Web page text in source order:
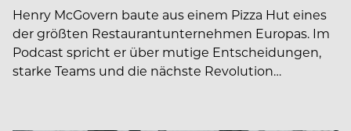
Henry McGovern baute aus einem Pizza Hut eines
der größten Restaurantunternehmen Europas. Im
Podcast spricht er über mutige Entscheidungen,
starke Teams und die nächste Revolution…